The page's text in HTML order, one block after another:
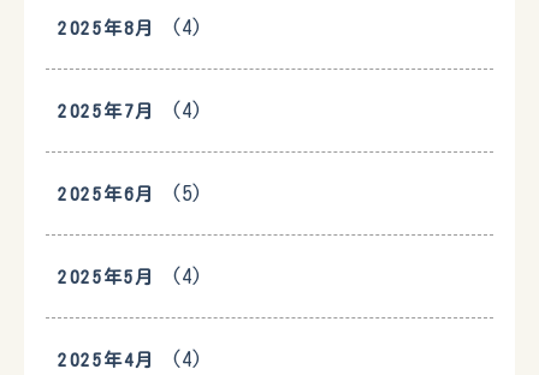
2025年8月 (4)
2025年7月 (4)
2025年6月 (5)
2025年5月 (4)
2025年4月 (4)